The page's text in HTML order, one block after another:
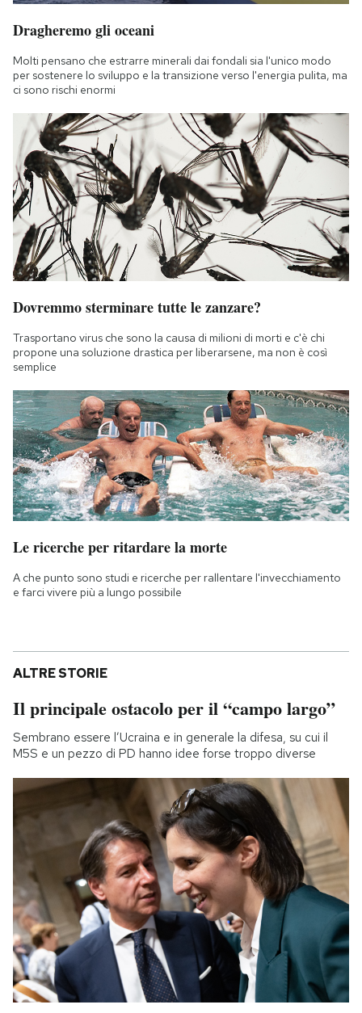
Dragheremo gli oceani
Molti pensano che estrarre minerali dai fondali sia l'unico modo
per sostenere lo sviluppo e la transizione verso l'energia pulita, ma
ci sono rischi enormi
Dovremmo sterminare tutte le zanzare?
Trasportano virus che sono la causa di milioni di morti e c'è chi
propone una soluzione drastica per liberarsene, ma non è così
semplice
Le ricerche per ritardare la morte
A che punto sono studi e ricerche per rallentare l'invecchiamento
e farci vivere più a lungo possibile
ALTRE STORIE
Il principale ostacolo per il “campo largo”
Sembrano essere l’Ucraina e in generale la difesa, su cui il
M5S e un pezzo di PD hanno idee forse troppo diverse